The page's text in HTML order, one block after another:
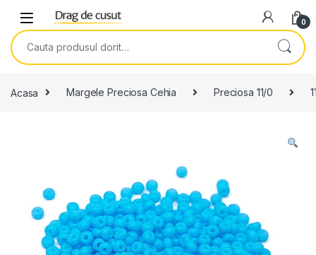
0
Search for:
Acasa Margele Preciosa Cehia Preciosa 11/0